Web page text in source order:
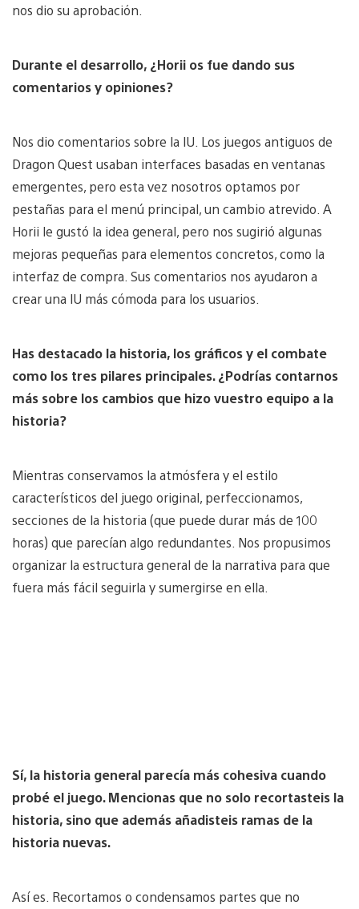
nos dio su aprobación.
Durante el desarrollo, ¿Horii os fue dando sus
comentarios y opiniones?
Nos dio comentarios sobre la IU. Los juegos antiguos de
Dragon Quest usaban interfaces basadas en ventanas
emergentes, pero esta vez nosotros optamos por
pestañas para el menú principal, un cambio atrevido. A
Horii le gustó la idea general, pero nos sugirió algunas
mejoras pequeñas para elementos concretos, como la
interfaz de compra. Sus comentarios nos ayudaron a
crear una IU más cómoda para los usuarios.
Has destacado la historia, los gráficos y el combate
como los tres pilares principales. ¿Podrías contarnos
más sobre los cambios que hizo vuestro equipo a la
historia?
Mientras conservamos la atmósfera y el estilo
característicos del juego original, perfeccionamos,
secciones de la historia (que puede durar más de 100
horas) que parecían algo redundantes. Nos propusimos
organizar la estructura general de la narrativa para que
fuera más fácil seguirla y sumergirse en ella.
Sí, la historia general parecía más cohesiva cuando
probé el juego. Mencionas que no solo recortasteis la
historia, sino que además añadisteis ramas de la
historia nuevas.
Así es. Recortamos o condensamos partes que no